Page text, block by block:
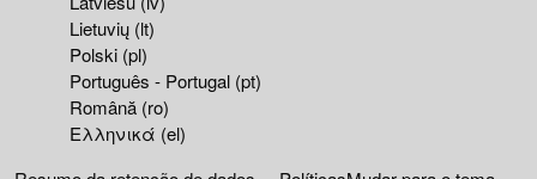
Lietuvių ‎(lt)‎
Polski ‎(pl)‎
Português - Portugal ‎(pt)‎
Română ‎(ro)‎
Ελληνικά ‎(el)‎